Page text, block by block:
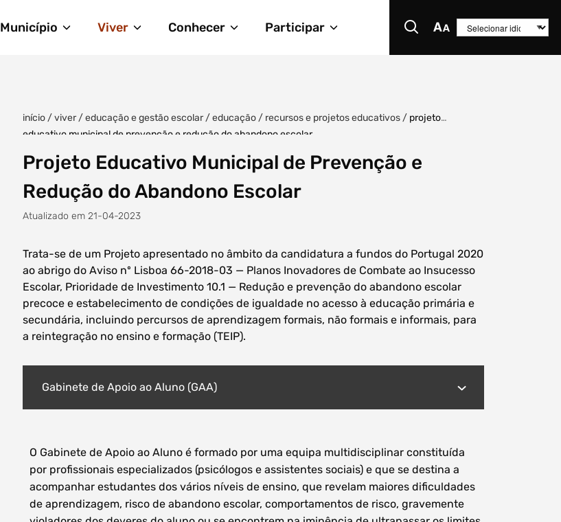
Município Viver Conhecer Participar
início/viver/educação e gestão escolar/educação/ recursos e projetos educativos/ projeto
educativo municipal de prevenção e redução do abandono escolar
Projeto Educativo Municipal de Prevenção e
Redução do Abandono Escolar
Atualizado em 21-04-2023
Trata-se de um Projeto apresentado no âmbito da candidatura a fundos do Portugal 2020
ao abrigo do Aviso nº Lisboa 66-2018-03 — Planos Inovadores de Combate ao Insucesso
Escolar, Prioridade de Investimento 10.1 — Redução e prevenção do abandono escolar
precoce e estabelecimento de condições de igualdade no acesso à educação primária e
secundária, incluindo percursos de aprendizagem formais, não formais e informais, para
a reintegração no ensino e formação (TEIP).
Gabinete de Apoio ao Aluno (GAA)
O Gabinete de Apoio ao Aluno é formado por uma equipa multidisciplinar constituída
por profissionais especializados (psicólogos e assistentes sociais) e que se destina a
acompanhar estudantes dos vários níveis de ensino, que revelam maiores dificuldades
de aprendizagem, risco de abandono escolar, comportamentos de risco, gravemente